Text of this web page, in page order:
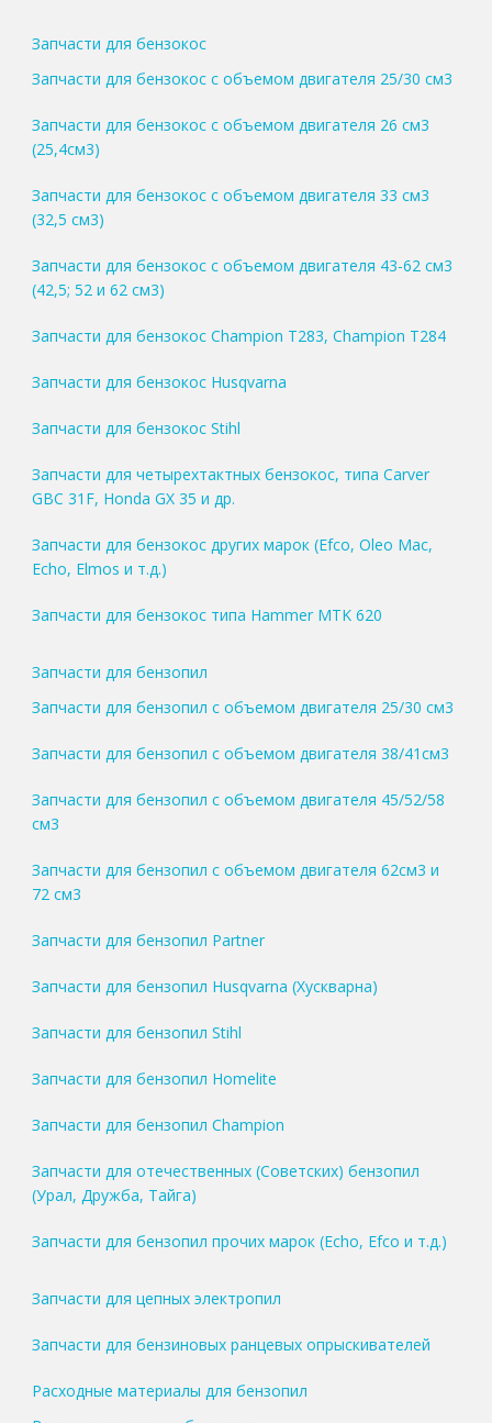
Запчасти для бензокос
Запчасти для бензокос с объемом двигателя 25/30 см3
Запчасти для бензокос с объемом двигателя 26 см3
(25,4см3)
Запчасти для бензокос с объемом двигателя 33 см3
(32,5 см3)
Запчасти для бензокос с объемом двигателя 43-62 см3
(42,5; 52 и 62 см3)
Запчасти для бензокос Champion T283, Champion T284
Запчасти для бензокос Husqvarna
Запчасти для бензокос Stihl
Запчасти для четырехтактных бензокос, типа Carver
GBC 31F, Honda GX 35 и др.
Запчасти для бензокос других марок (Efco, Oleo Mac,
Echo, Elmos и т.д.)
Запчасти для бензокос типа Hammer MTK 620
Запчасти для бензопил
Запчасти для бензопил с объемом двигателя 25/30 см3
Запчасти для бензопил с объемом двигателя 38/41см3
Запчасти для бензопил с объемом двигателя 45/52/58
см3
Запчасти для бензопил с объемом двигателя 62см3 и
72 см3
Запчасти для бензопил Partner
Запчасти для бензопил Husqvarna (Хускварна)
Запчасти для бензопил Stihl
Запчасти для бензопил Homelite
Запчасти для бензопил Champion
Запчасти для отечественных (Советских) бензопил
(Урал, Дружба, Тайга)
Запчасти для бензопил прочих марок (Echo, Efco и т.д.)
Запчасти для цепных электропил
Запчасти для бензиновых ранцевых опрыскивателей
Расходные материалы для бензопил